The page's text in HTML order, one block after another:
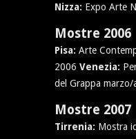
Nizza: Expo Arte
Mostre 2006
Pisa: Arte
2006 Venezia:
del Grappa marzo/
Mostre 2007
Tirrenia: Mostra